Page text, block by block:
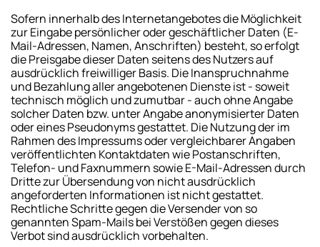
Sofern innerhalb des Internetangebotes die Möglichkeit
zur Eingabe persönlicher oder geschäftlicher Daten (E-
Mail-Adressen, Namen, Anschriften) besteht, so erfolgt
die Preisgabe dieser Daten seitens des Nutzers auf
ausdrücklich freiwilliger Basis. Die Inanspruchnahme
und Bezahlung aller angebotenen Dienste ist - soweit
technisch möglich und zumutbar - auch ohne Angabe
solcher Daten bzw. unter Angabe anonymisierter Daten
oder eines Pseudonyms gestattet. Die Nutzung der im
Rahmen des Impressums oder vergleichbarer Angaben
veröffentlichten Kontaktdaten wie Postanschriften,
Telefon- und Faxnummern sowie E-Mail-Adressen durch
Dritte zur Übersendung von nicht ausdrücklich
angeforderten Informationen ist nicht gestattet.
Rechtliche Schritte gegen die Versender von so
genannten Spam-Mails bei Verstößen gegen dieses
Verbot sind ausdrücklich vorbehalten.